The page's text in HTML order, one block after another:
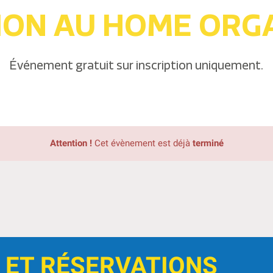
AU HOME
Événement gratuit sur inscription uniquement.
Attention !Cet évènement est déjà terminé
RÉSERVATIONS